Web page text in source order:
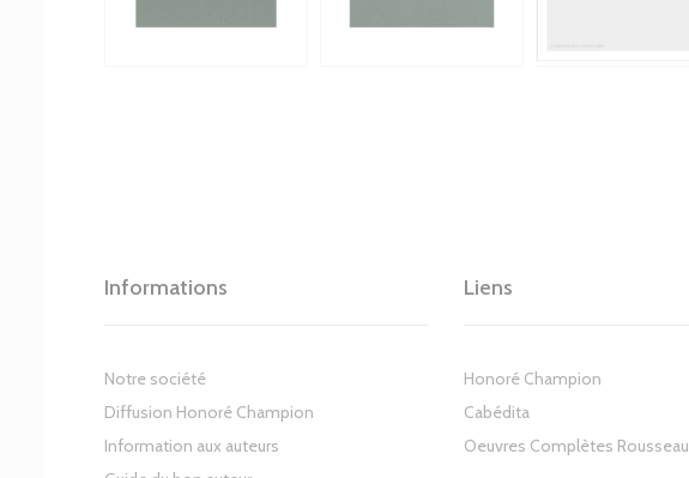
Informations
Notre société
Diffusion Honoré Champion
Information aux auteurs
Liens
Honoré Champion
Cabédita
Oeuvres Complètes Rousseau